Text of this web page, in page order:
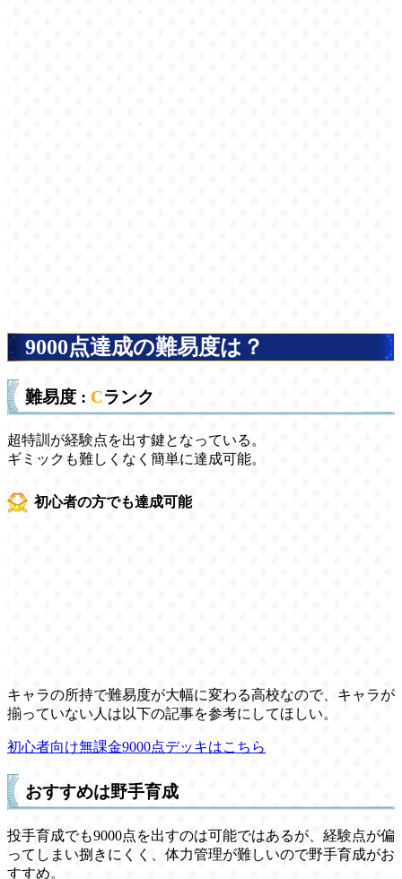
9000点達成の難易度は？
難易度 : Cランク
超特訓が経験点を出す鍵となっている。
ギミックも難しくなく簡単に達成可能。
初心者の方でも達成可能
キャラの所持で難易度が大幅に変わる高校なので、キャラが
揃っていない人は以下の記事を参考にしてほしい。
初心者向け無課金9000点デッキはこちら
おすすめは野手育成
投手育成でも9000点を出すのは可能ではあるが、経験点が偏
ってしまい捌きにくく、体力管理が難しいので野手育成がお
すすめ。